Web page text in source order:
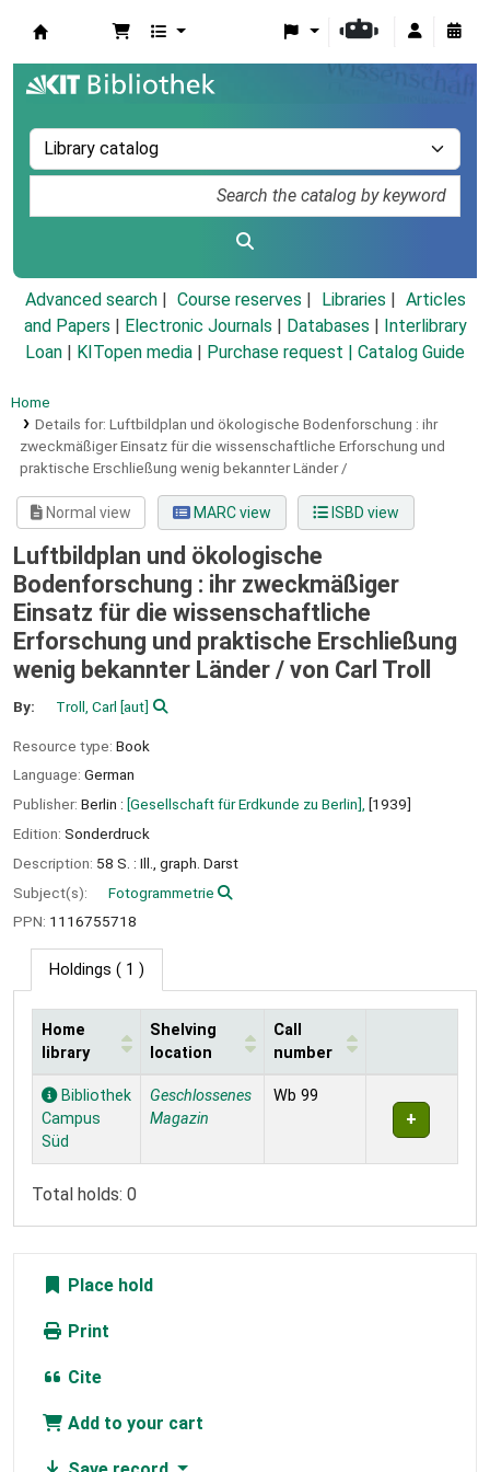
Advanced search Course reserves Libraries
Articles
and Papers
Electronic Journals Databases
Interlibrary
Loan
KITopen media Purchase request | Catalog Guide
Home
Details for: Luftbildplan und ökologische Bodenforschung : ihr
zweckmäßiger Einsatz für die wissenschaftliche Erforschung und
praktische Erschließung wenig bekannter Länder /
Normal view MARC view ISBD view
Luftbildplan und ökologische
Bodenforschung : ihr zweckmäßiger
Einsatz für die wissenschaftliche
Erforschung und praktische Erschließung
wenig bekannter Länder / von Carl Troll
By: Troll, Carl [aut]
Resource type: Book
Language: German
Publisher: Berlin : [Gesellschaft für Erdkunde zu Berlin],
[1939]
Edition: Sonderdruck
Description: 58 S. : Ill., graph. Darst
Subject(s):
Fotogrammetrie
PPN: 1116755718
Holdings ( 1 )
Holdings
Home
library
Shelving
location
Call
number
Bibliothek
Campus
Süd
Geschlossenes
Magazin
Wb 99
Total holds: 0
Place hold
Print
Cite
Add to your cart